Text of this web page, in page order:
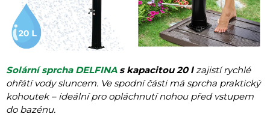
Solární sprcha DELFINA s kapacitou 20 l zajistí rychlé
ohřátí vody sluncem. Ve spodní části má sprcha praktický
kohoutek – ideální pro opláchnutí nohou před vstupem
do bazénu.